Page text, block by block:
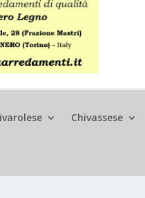
Chivassese